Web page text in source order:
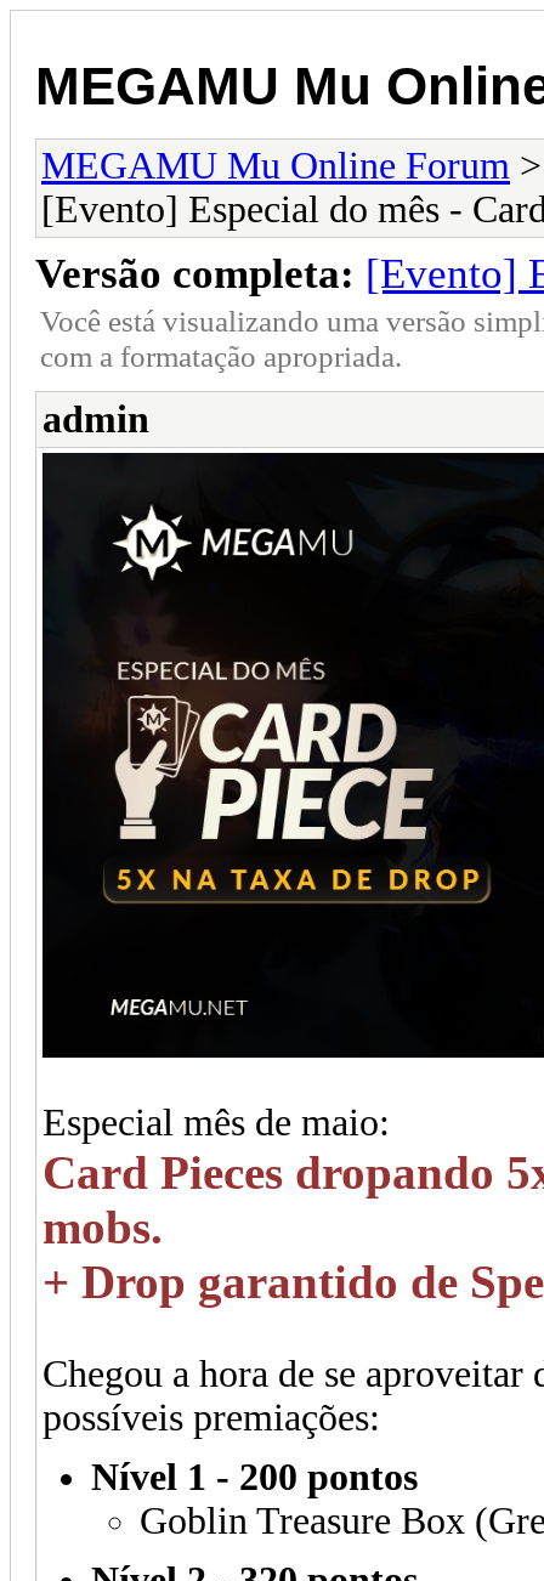
MEGAMU Mu
MEGAMU Mu Online Forum
[Evento] Especial do mês -
Versão completa: [Evento]
Você está visualizando uma versão
com a formatação apropriada.
admin
Especial mês de maio:
Card Pieces dropando
mobs.
+ Drop garantido de
Chegou a hora de se
possíveis premiações:
Nível 1 - 200 pontos
Goblin Treasure Box